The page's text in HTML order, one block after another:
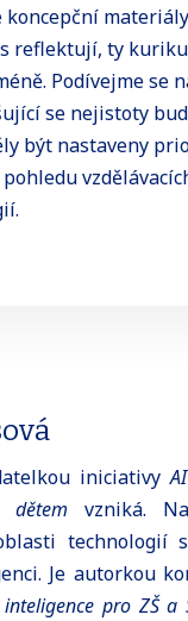
koncepční
reflektují, ty
Podívejme se
se nejistoty
být nastaveny
iniciativy
dětem vzniká.
technologií
Je autorkou
pro ZŠ a